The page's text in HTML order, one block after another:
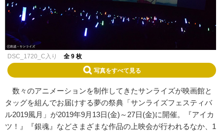
DSC_1720_C入り 全 9 枚
写真をすべて見る
数々のアニメーションを制作してきたサンライズが映画館と
タッグを組んでお届けする夢の祭典「サンライズフェスティバ
ル2019風月」が2019年9月13日(金)～27日(金)に開催。『アイカ
ツ！』『銀魂』などさまざまな作品の上映会が行われるなか、1